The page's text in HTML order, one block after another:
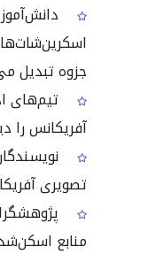
جزوه تبدیل
تیم‌های
آفریکانس را
تصویری
منابع